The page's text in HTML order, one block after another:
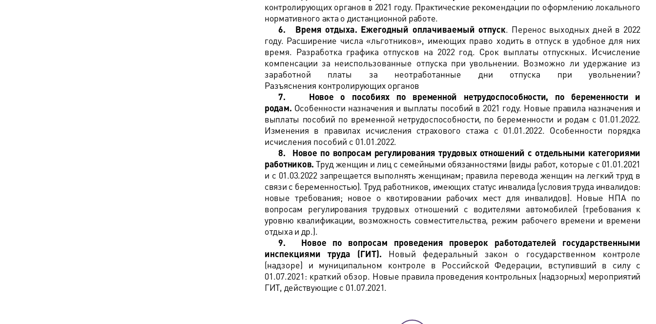
контролирующих органов в 2021 году. Практические рекомендации по оформлению локального
нормативного акта о дистанционной работе.
6.
Время отдыха. Ежегодный оплачиваемый отпуск. Перенос выходных дней в 2022
году. Расширение числа «льготников», имеющих право ходить в отпуск в удобное для них
время. Разработка графика отпусков на 2022 год. Срок выплаты отпускных. Исчисление
компенсации за неиспользованные отпуска при увольнении. Возможно ли удержание из
заработной платы за неотработанные дни отпуска при увольнении?
Разъяснения контролирующих органов
7.
Новое о пособиях по временной нетрудоспособности, по беременности и
родам. Особенности назначения и выплаты пособий в 2021 году. Новые правила назначения и
выплаты пособий по временной нетрудоспособности, по беременности и родам с 01.01.2022.
Изменения в правилах исчисления страхового стажа с 01.01.2022. Особенности порядка
исчисления пособий с 01.01.2022.
8.
Новое по вопросам регулирования трудовых отношений с отдельными категориями
работников.Труд женщин и лиц с семейными обязанностями (виды работ, которые с 01.01.2021
и с 01.03.2022 запрещается выполнять женщинам; правила перевода женщин на легкий труд в
связи с беременностью). Труд работников, имеющих статус инвалида (условия труда инвалидов:
новые требования; новое о квотировании рабочих мест для инвалидов). Новые НПА по
вопросам регулирования трудовых отношений с водителями автомобилей (требования к
уровню квалификации, возможность совместительства, режим рабочего времени и времени
отдыха и др.).
9.
Новое по вопросам проведения проверок работодателей государственными
инспекциями труда (ГИТ). Новый федеральный закон о государственном контроле
(надзоре) и муниципальном контроле в Российской Федерации, вступивший в силу с
01.07.2021: краткий обзор. Новые правила проведения контрольных (надзорных) мероприятий
ГИТ, действующие с 01.07.2021.